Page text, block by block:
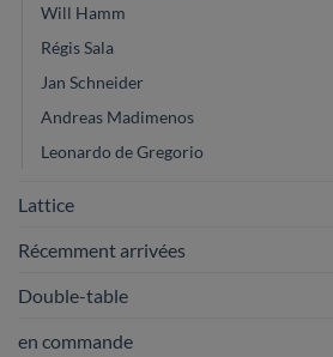
Will Hamm
Régis Sala
Jan Schneider
Andreas Madimenos
Leonardo de Gregorio
Lattice
Récemment arrivées
Double-table
en commande